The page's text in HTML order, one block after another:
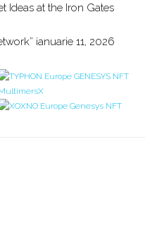
Ideas at the Iron Gates
ianuarie 11, 2026